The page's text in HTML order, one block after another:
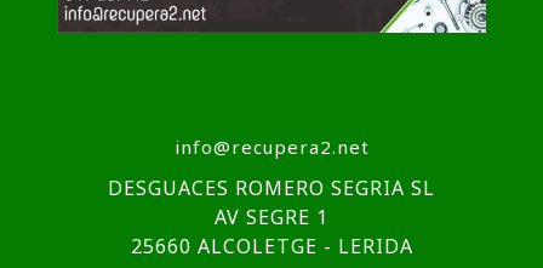
info@recupera2.net
DESGUACES ROMERO SEGRIA SL
AV SEGRE 1
25660 ALCOLETGE - LERIDA